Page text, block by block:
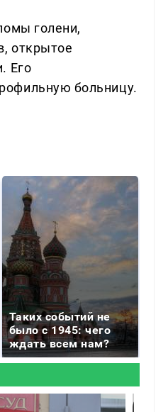
голени,
открытое
Его
больницу.
Таких событий не
было с 1945: чего
ждать всем нам?